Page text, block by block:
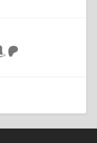
Patreon